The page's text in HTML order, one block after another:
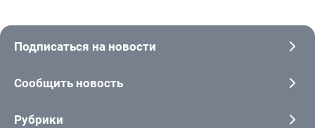
Подписаться на новости
Сообщить новость
Рубрики